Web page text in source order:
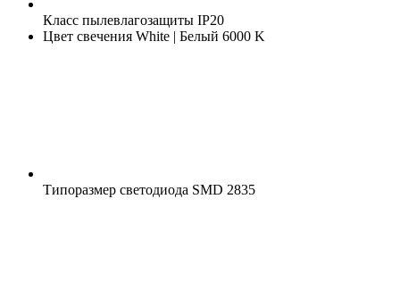
Класс пылевлагозащиты IP20
Цвет свечения White | Белый 6000 K
Типоразмер светодиода SMD 2835